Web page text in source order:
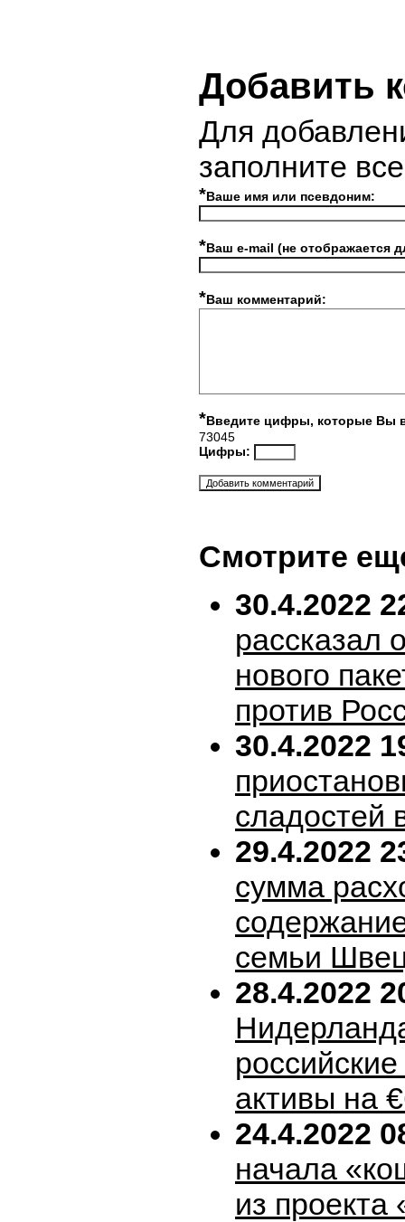
Добавить
Для
заполните
*Ваше имя или псевдоним:
*Ваш e-mail (не отображается
*Ваш комментарий:
*Введите цифры, которые Вы
73045
Цифры:
Смотрите
30.4.2022
рассказал
нового
против
30.4.2022
сладостей
29.4.2022
сумма
семьи
28.4.2022
активы на
24.4.2022
начала
из